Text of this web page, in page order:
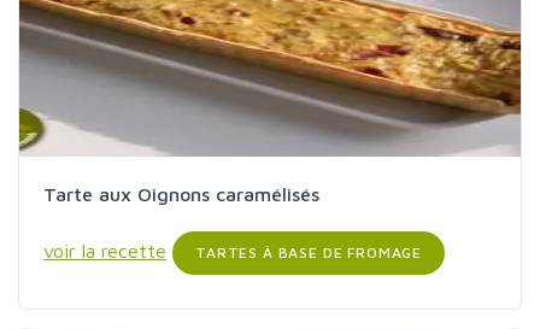
Tarte aux Oignons caramélisés
voir la recette TARTES À BASE DE FROMAGE